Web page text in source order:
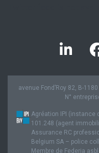
avenue Fond’Roy 82, B-
N°
Agréation IPI (instance
101.248 (agent
Assurance RC
Belgium SA – police
Membre de Federia asbl